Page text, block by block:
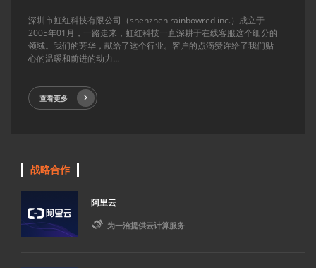
深圳市虹红科技有限公司（shenzhen rainbowred inc.）成立于
2005年01月，一路走来，虹红科技一直深耕于在线客服这个细分的
领域。我们的芳华，献给了这个行业。客户的点滴赞许给了我们贴
心的温暖和前进的动力...
查看更多
战略合作
阿里云
 为一洽提供云计算服务